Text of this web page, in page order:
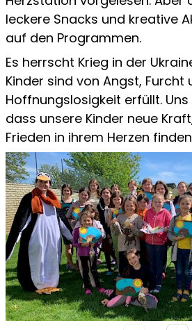
leckere Snacks und kreative
auf den Programmen.
Es herrscht Krieg in der
Kinder sind von Angst, Furcht
Hoffnungslosigkeit erfüllt.
dass unsere Kinder neue
Frieden in ihrem Herzen